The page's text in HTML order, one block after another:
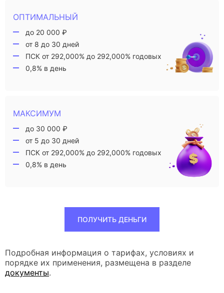
ОПТИМАЛЬНЫЙ
до 20 000 ₽
от 8 до 30 дней
ПСК от 292,000% до 292,000% годовых
0,8% в день
МАКСИМУМ
до 30 000 ₽
от 5 до 30 дней
ПСК от 292,000% до 292,000% годовых
0,8% в день
ПОЛУЧИТЬ ДЕНЬГИ
Подробная информация о тарифах, условиях и
порядке их применения, размещена в разделе
документы.